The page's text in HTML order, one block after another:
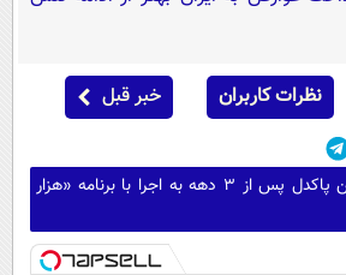
نظرات کاربران خبر قبل
بازگشت حسین پاکدل پس از ۳ دهه به اجرا با برنامه «هزار